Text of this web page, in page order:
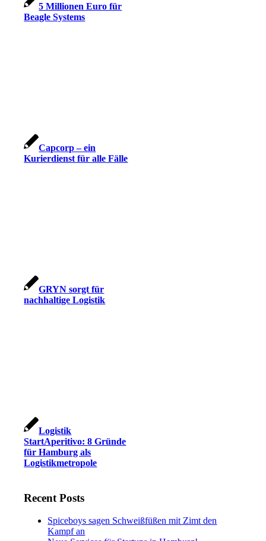
5 Millionen Euro für
Beagle Systems
Capcorp – ein
Kurierdienst für alle Fälle
GRYN sorgt für
nachhaltige Logistik
Logistik
StartAperitivo: 8 Gründe
für Hamburg als
Logistikmetropole
Recent Posts
Spiceboys sagen Schweißfüßen mit Zimt den
Kampf an